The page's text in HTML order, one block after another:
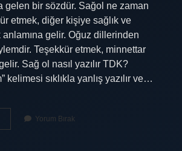
gelen bir sözdür. Sağol ne zaman
etmek, diğer kişiye sağlık ve
gelir. Oğuz dillerinden
Teşekkür etmek, minnettar
Sağ ol nasıl yazılır TDK?
kelimesi sıklıkla yanlış yazılır ve…
Yorum Bırak